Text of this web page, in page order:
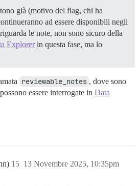
già (motivo del flag, chi ha
ad essere disponibili negli
le note, non sono sicuro della
Explorerin questa fase, ma lo
reviewable_notes , dove sono
essere interrogate in Data
13 Novembre 2025, 10:35pm
15